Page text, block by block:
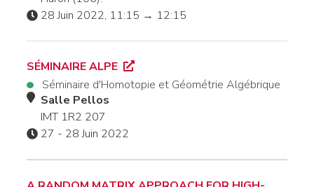
28 Juin 2022, 11:15 → 12:15
SÉMINAIRE ALPE
Séminaire d'Homotopie et Géométrie Algébrique
Salle Pellos
IMT 1R2 207
27 - 28 Juin 2022